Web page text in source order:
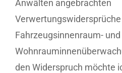
Anwälten angebrachten
Fahrzeugsinnenraum-
den Widerspruch möchte